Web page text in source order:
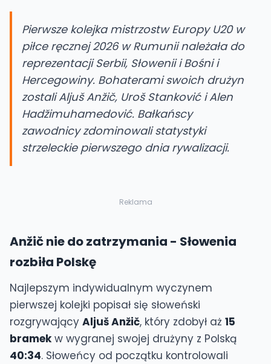
Pierwsze kolejka mistrzostw Europy U20 w
piłce ręcznej 2026 w Rumunii należała do
reprezentacji Serbii, Słowenii i Bośni i
Hercegowiny. Bohaterami swoich drużyn
zostali Aljuš Anžič, Uroš Stanković i Alen
Hadžimuhamedović. Bałkańscy
zawodnicy zdominowali statystyki
strzeleckie pierwszego dnia rywalizacji.
Reklama
Anžič nie do zatrzymania - Słowenia
rozbiła Polskę
Najlepszym indywidualnym wyczynem
pierwszej kolejki popisał się słoweński
rozgrywający Aljuš Anžič, który zdobył aż 15
bramekw wygranej swojej drużyny z Polską
40:34. Słoweńcy od początku kontrolowali